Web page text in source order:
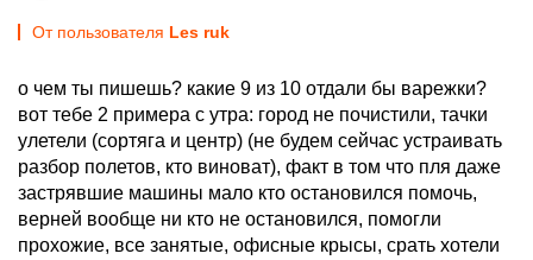
От пользователя Les ruk
о чем ты пишешь? какие 9 из 10 отдали бы варежки?
вот тебе 2 примера с утра: город не почистили, тачки
улетели (сортяга и центр) (не будем сейчас устраивать
разбор полетов, кто виноват), факт в том что пля даже
застрявшие машины мало кто остановился помочь,
верней вообще ни кто не остановился, помогли
прохожие, все занятые, офисные крысы, срать хотели